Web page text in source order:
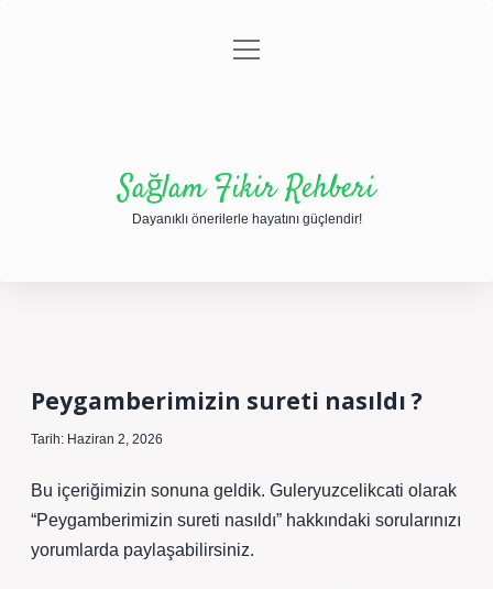
Gizlilik Politikası
menüyü
Sağlam Fikir Rehberi
Dayanıklı önerilerle hayatını güçlendir!
Peygamberimizin sureti nasıldı ?
Tarih: Haziran 2, 2026
Bu içeriğimizin sonuna geldik. Guleryuzcelikcati olarak
“Peygamberimizin sureti nasıldı” hakkındaki sorularınızı
yorumlarda paylaşabilirsiniz.